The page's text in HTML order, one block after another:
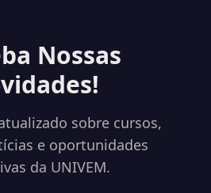
Nossas
sobre cursos,
e oportunidades
da UNIVEM.